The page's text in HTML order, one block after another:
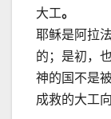
大工。
耶稣是阿拉
的；是初，
神的国不是
成救的大工